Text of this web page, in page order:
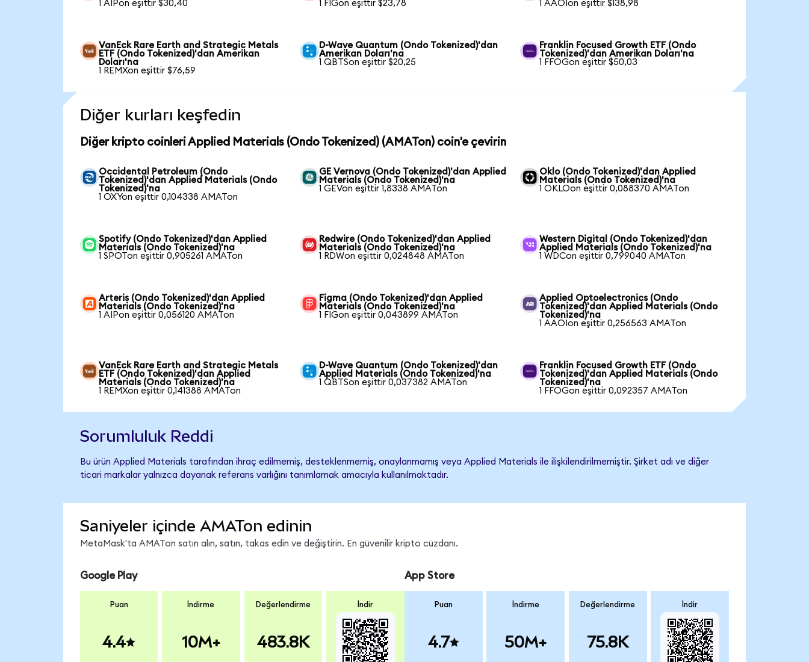
1 AIPon eşittir $30,40
1 FIGon eşittir $23,78
1 AAOIon eşittir $138,98
VanEck Rare Earth and Strategic Metals
ETF (Ondo Tokenized)'dan Amerikan
Doları'na
1 REMXon eşittir $76,59
D-Wave Quantum (Ondo Tokenized)'dan
Amerikan Doları'na
1 QBTSon eşittir $20,25
Franklin Focused Growth ETF (Ondo
Tokenized)'dan Amerikan Doları'na
1 FFOGon eşittir $50,03
Diğer kurları keşfedin
Diğer kripto coinleri Applied Materials (Ondo Tokenized) (AMATon) coin'e çevirin
Occidental Petroleum (Ondo
Tokenized)'dan Applied Materials (Ondo
Tokenized)'na
1 OXYon eşittir 0,104338 AMATon
GE Vernova (Ondo Tokenized)'dan Applied
Materials (Ondo Tokenized)'na
1 GEVon eşittir 1,8338 AMATon
Oklo (Ondo Tokenized)'dan Applied
Materials (Ondo Tokenized)'na
1 OKLOon eşittir 0,088370 AMATon
Spotify (Ondo Tokenized)'dan Applied
Materials (Ondo Tokenized)'na
1 SPOTon eşittir 0,905261 AMATon
Redwire (Ondo Tokenized)'dan Applied
Materials (Ondo Tokenized)'na
1 RDWon eşittir 0,024848 AMATon
Western Digital (Ondo Tokenized)'dan
Applied Materials (Ondo Tokenized)'na
1 WDCon eşittir 0,799040 AMATon
Arteris (Ondo Tokenized)'dan Applied
Materials (Ondo Tokenized)'na
1 AIPon eşittir 0,056120 AMATon
Figma (Ondo Tokenized)'dan Applied
Materials (Ondo Tokenized)'na
1 FIGon eşittir 0,043899 AMATon
Applied Optoelectronics (Ondo
Tokenized)'dan Applied Materials (Ondo
Tokenized)'na
1 AAOIon eşittir 0,256563 AMATon
VanEck Rare Earth and Strategic Metals
ETF (Ondo Tokenized)'dan Applied
Materials (Ondo Tokenized)'na
1 REMXon eşittir 0,141388 AMATon
D-Wave Quantum (Ondo Tokenized)'dan
Applied Materials (Ondo Tokenized)'na
1 QBTSon eşittir 0,037382 AMATon
Franklin Focused Growth ETF (Ondo
Tokenized)'dan Applied Materials (Ondo
Tokenized)'na
1 FFOGon eşittir 0,092357 AMATon
Sorumluluk Reddi
Bu ürün Applied Materials tarafından ihraç edilmemiş, desteklenmemiş, onaylanmamış veya Applied Materials ile ilişkilendirilmemiştir. Şirket adı ve diğer
ticari markalar yalnızca dayanak referans varlığını tanımlamak amacıyla kullanılmaktadır.
Saniyeler içinde AMATon edinin
MetaMask'ta AMATon satın alın, satın, takas edin ve değiştirin. En güvenilir kripto cüzdanı.
Google Play
Puan
4.4
İndirme
10M+
Değerlendirme
483.8K
İndir
App Store
Puan
4.7
İndirme
50M+
Değerlendirme
75.8K
İndir